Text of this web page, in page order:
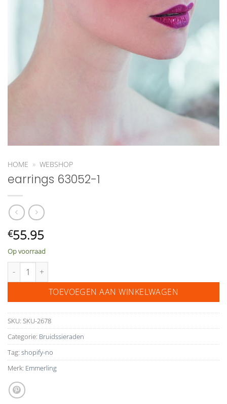
HOME » WEBSHOP
earrings 63052-1
€55.95
Op voorraad
earrings 63052-1 aantal
TOEVOEGEN AAN WINKELWAGEN
SKU: SKU-2678
Categorie: Bruidssieraden
Tag: shopify-no
Merk: Emmerling